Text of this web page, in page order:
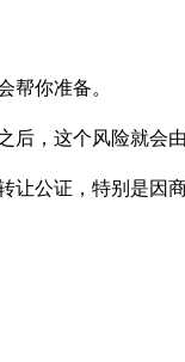
帮你准备。
，这个风险就会
公证，特别是